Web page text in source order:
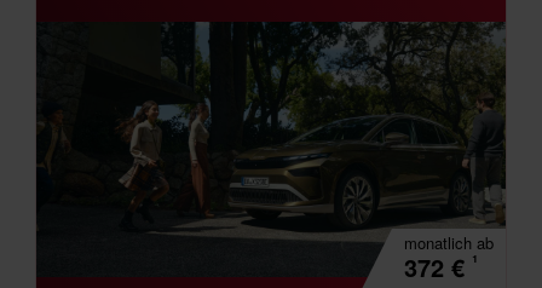
monatlich ab
372 € ¹